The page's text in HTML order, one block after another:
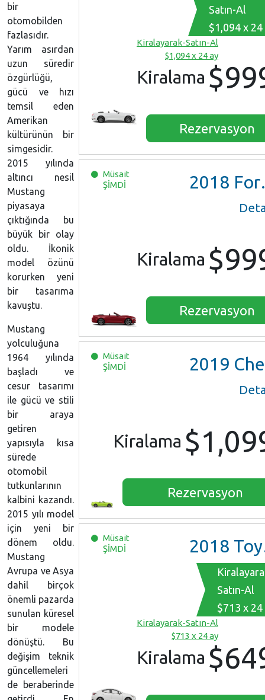
Satın-Al
$1,094 x 24
Kiralayarak-Satın-Al
$1,094 x 24 ay
Kiralama
Rezervasyon
Müsait
ŞİMDİ
2018 Ford Mustang
Kiralama
Rezervasyon
Müsait
ŞİMDİ
2019 Chevrolet Camaro Convertible
Kiralama
Rezervasyon
Müsait
ŞİMDİ
2018 Toyota iA
Satın-Al
$713 x 24
Kiralayarak-Satın-Al
$713 x 24 ay
Kiralama
bir
otomobilden
fazlasıdır.
Yarım asırdan
uzun süredir
özgürlüğü,
gücü ve hızı
temsil eden
Amerikan
kültürünün bir
simgesidir.
2015 yılında
altıncı nesil
Mustang
piyasaya
çıktığında bu
büyük bir olay
oldu. İkonik
model özünü
korurken yeni
bir tasarıma
kavuştu.
Mustang
yolculuğuna
1964 yılında
başladı ve
cesur tasarımı
ile gücü ve stili
bir araya
getiren
yapısıyla kısa
sürede
otomobil
tutkunlarının
kalbini kazandı.
2015 yılı model
için yeni bir
dönem oldu.
Mustang
Avrupa ve Asya
dahil birçok
önemli pazarda
sunulan küresel
bir modele
dönüştü. Bu
değişim teknik
güncellemeleri
de beraberinde